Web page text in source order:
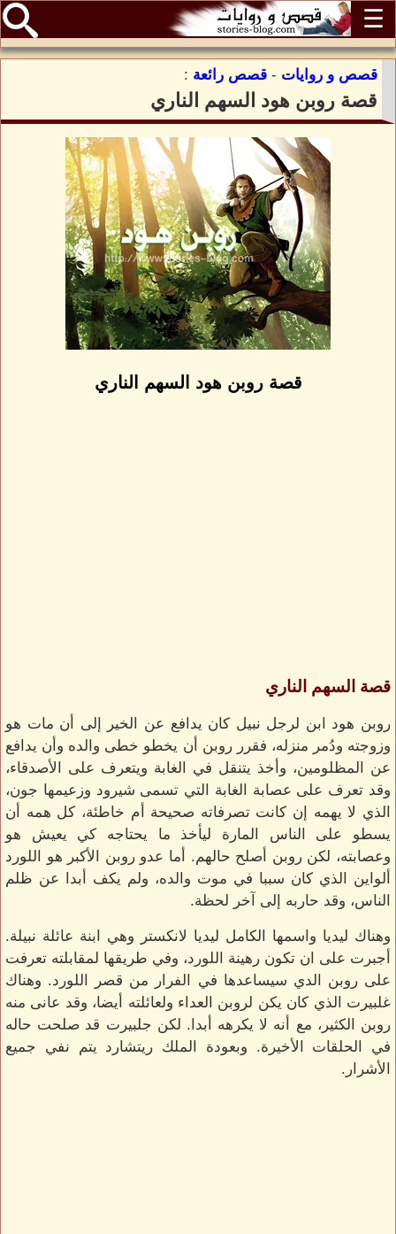
☰
قصص و روايات - قصص رائعة :
قصة روبن هود السهم الناري
قصة روبن هود السهم الناري
قصة السهم الناري
روبن هود ابن لرجل نبيل كان يدافع عن الخير إلى أن مات هو
وزوجته ودُمر منزله، فقرر روبن أن يخطو خطى والده وأن يدافع
عن المظلومين، وأخذ يتنقل في الغابة ويتعرف على الأصدقاء،
وقد تعرف على عصابة الغابة التي تسمى شيرود وزعيمها جون،
الذي لا يهمه إن كانت تصرفاته صحيحة أم خاطئة، كل همه أن
يسطو على الناس المارة ليأخذ ما يحتاجه كي يعيش هو
وعصابته، لكن روبن أصلح حالهم. أما عدو روبن الأكبر هو اللورد
ألواين الذي كان سببا في موت والده، ولم يكف أبدا عن ظلم
الناس، وقد حاربه إلى آخر لحظة.
وهناك ليديا واسمها الكامل ليديا لانكستر وهي ابنة عائلة نبيلة.
أجبرت على ان تكون رهينة اللورد، وفي طريقها لمقابلته تعرفت
على روبن الدي سيساعدها في الفرار من قصر اللورد. وهناك
غلبيرت الذي كان يكن لروبن العداء ولعائلته أيضا، وقد عانى منه
روبن الكثير، مع أنه لا يكرهه أبدا. لكن جلبيرت قد صلحت حاله
في الحلقات الأخيرة. وبعودة الملك ريتشارد يتم نفي جميع
الأشرار.